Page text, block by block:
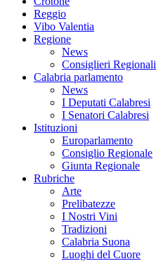
Reggio
Vibo Valentia
Regione
News
Consiglieri Regionali
Calabria parlamento
News
I Deputati Calabresi
I Senatori Calabresi
Istituzioni
Europarlamento
Consiglio Regionale
Giunta Regionale
Rubriche
Arte
Prelibatezze
I Nostri Vini
Tradizioni
Calabria Suona
Luoghi del Cuore